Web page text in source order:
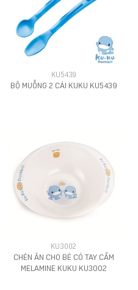
KU5439
BỘ MUỖNG 2 CÁI KUKU KU5439
KU3002
CHÉN ĂN CHO BÉ CÓ TAY CẦM
MELAMINE KUKU KU3002